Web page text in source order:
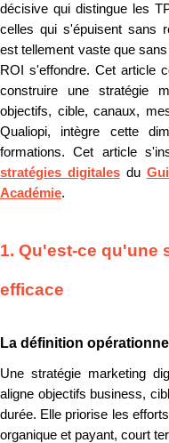
décisive qui distingue les
celles qui s'épuisent sans
est tellement vaste que
ROI s'effondre. Cet article
construire une stratégie
objectifs, cible, canaux,
Qualiopi, intègre cette
formations. Cet article
stratégies digitalesdu
Académie.
1. Qu'est-ce qu'une
efficace
La définition
Une stratégie marketing
aligne objectifs business,
durée. Elle priorise les
organique et payant, court